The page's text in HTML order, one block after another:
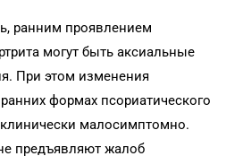
ранним проявлением
могут быть аксиальные
При этом изменения
формах псориатического
клинически малосимптомно.
предъявляют жалоб